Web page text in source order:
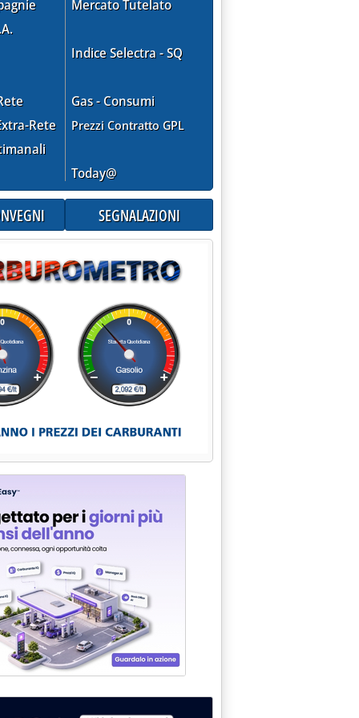
Rete
Mercato Tutelato
Indice Selectra - SQ
Gas - Consumi
Prezzi Contratto GPL
Today@
SEGNALAZIONI